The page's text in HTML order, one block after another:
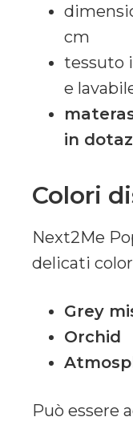
cm
tessuto
e
in
Colori
Next2Me
delicati
Grey
Orchid
Può essere